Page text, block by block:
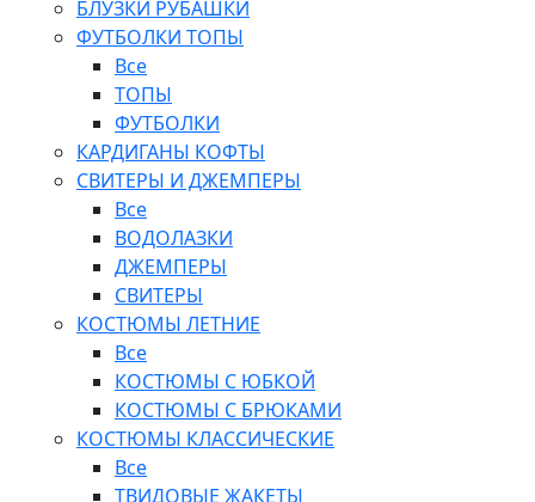
БЛУЗКИ РУБАШКИ
ФУТБОЛКИ ТОПЫ
Все
ТОПЫ
ФУТБОЛКИ
КАРДИГАНЫ КОФТЫ
СВИТЕРЫ И ДЖЕМПЕРЫ
Все
ВОДОЛАЗКИ
ДЖЕМПЕРЫ
СВИТЕРЫ
КОСТЮМЫ ЛЕТНИЕ
Все
КОСТЮМЫ С ЮБКОЙ
КОСТЮМЫ С БРЮКАМИ
КОСТЮМЫ КЛАССИЧЕСКИЕ
Все
ТВИДОВЫЕ ЖАКЕТЫ